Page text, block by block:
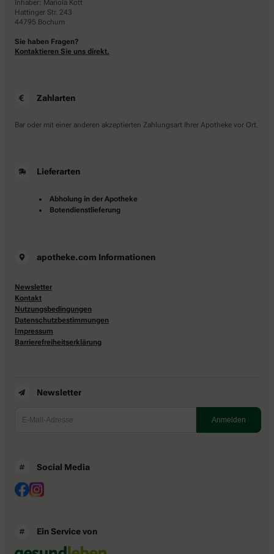
Inhaber: Mariola Kott
Hattinger Str. 243
44795 Bochum
Sie haben Fragen?
Kontaktieren Sie uns direkt.
Zahlarten
Bar oder mit einer anderen akzeptierten Zahlungsart Ihrer Apotheke vor Ort.
Lieferarten
Abholung in der Apotheke
Botendienstlieferung
apotheke.com Informationen
Newsletter
Kontakt
Nutzungsbedingungen
Datenschutzbestimmungen
Impressum
Barrierefreiheitserklärung
Newsletter
Social Media
Ein Service von